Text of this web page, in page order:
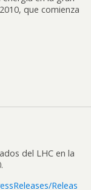
que comienza
del LHC en la
Releas